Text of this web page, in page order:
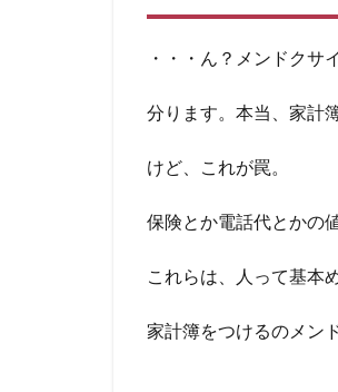
・・・ん？メンドクサ
分ります。本当、家計
けど、これが罠。
保険とか電話代とかの
これらは、人って基本
家計簿をつけるのメン